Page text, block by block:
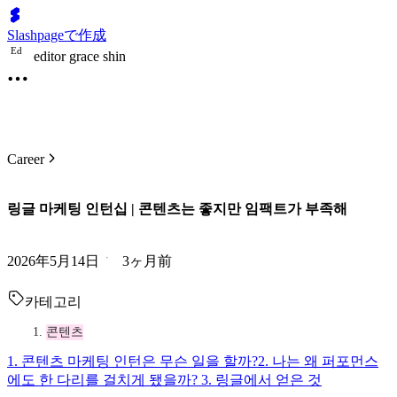
Slashpageで作成
Ed editor grace shin
Career
링글 마케팅 인턴십 | 콘텐츠는 좋지만 임팩트가 부족해
2026年5月14日 3ヶ月前
카테고리
콘텐츠
1. 콘텐츠 마케팅 인턴은 무슨 일을 할까?2. 나는 왜 퍼포먼스
에도 한 다리를 걸치게 됐을까? 3. 링글에서 얻은 것